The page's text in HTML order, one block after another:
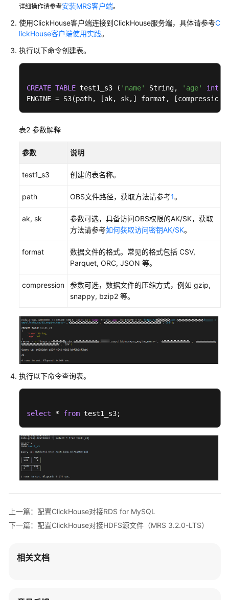
置
ClickHouse
对
RDS
for
配
对
ClickHouse
文
3.2.0-
配
ClickHouse
HDFS
源
文
LTS
后
版
配
详细操作请参考安装MRS客户端。
使用ClickHouse客户端连接到ClickHouse服务端，具体请参考C
lickHouse客户端使用实践。
执行以下命令创建表。
CREATE TABLE test1_s3 ( 'name' String, 'age' int
ENGINE = S3(path, [ak, sk,] format,
表2 参数解释
参数 说明
test1_s3 创建的表名称。
path OBS文件路径，获取方法请参考1。
ak, sk
参数可选，具备访问OBS权限的AK/SK，获取
方法请参考如何获取访问密钥AK/SK。
format
数据文件的格式。常见的格式包括 CSV,
Parquet, ORC, JSON 等。
compression
参数可选，数据文件的压缩方式，例如 gzip,
snappy, bzip2 等。
执行以下命令查询表。
select * from test1_s3;
上一篇：配置ClickHouse对接RDS for MySQL
下一篇：配置ClickHouse对接HDFS源文件（MRS 3.2.0-LTS）
相关文档